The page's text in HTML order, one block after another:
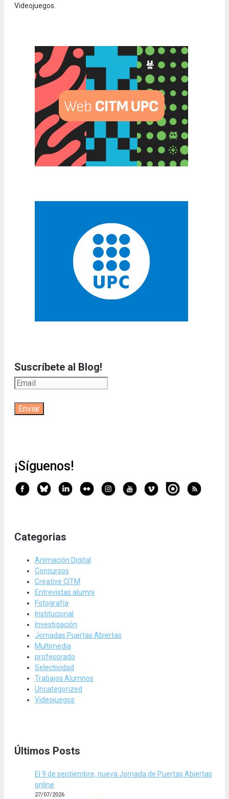
Videojuegos.
Suscríbete al Blog!
¡Síguenos!
Categorias
Animación Digital
Concursos
Creative CITM
Entrevistas alumni
Fotografía
Institucional
Investigación
Jornadas Puertas Abiertas
Multimedia
profesorado
Selectividad
Trabajos Alumnos
Uncategorized
Videojuegos
Últimos Posts
El 9 de septiembre, nueva Jornada de Puertas Abiertas
online
27/07/2026